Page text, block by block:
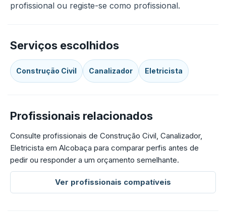
profissional ou registe-se como profissional.
Serviços escolhidos
Construção Civil Canalizador Eletricista
Profissionais relacionados
Consulte profissionais de Construção Civil, Canalizador,
Eletricista em Alcobaça para comparar perfis antes de
pedir ou responder a um orçamento semelhante.
Ver profissionais compatíveis